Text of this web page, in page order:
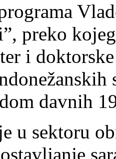
preko
i
davnih
u sektoru